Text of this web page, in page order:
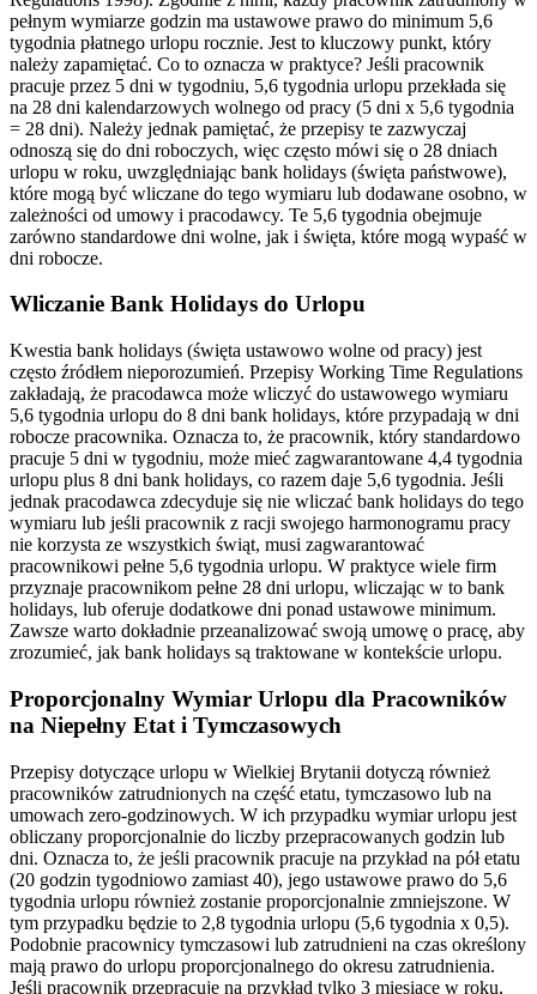
pełnym wymiarze godzin ma ustawowe prawo do minimum 5,6
tygodnia płatnego urlopu rocznie. Jest to kluczowy punkt, który
należy zapamiętać. Co to oznacza w praktyce? Jeśli pracownik
pracuje przez 5 dni w tygodniu, 5,6 tygodnia urlopu przekłada się
na 28 dni kalendarzowych wolnego od pracy (5 dni x 5,6 tygodnia
= 28 dni). Należy jednak pamiętać, że przepisy te zazwyczaj
odnoszą się do dni roboczych, więc często mówi się o 28 dniach
urlopu w roku, uwzględniając bank holidays (święta państwowe),
które mogą być wliczane do tego wymiaru lub dodawane osobno, w
zależności od umowy i pracodawcy. Te 5,6 tygodnia obejmuje
zarówno standardowe dni wolne, jak i święta, które mogą wypaść w
dni robocze.
Wliczanie Bank Holidays do Urlopu
Kwestia bank holidays (święta ustawowo wolne od pracy) jest
często źródłem nieporozumień. Przepisy Working Time Regulations
zakładają, że pracodawca może wliczyć do ustawowego wymiaru
5,6 tygodnia urlopu do 8 dni bank holidays, które przypadają w dni
robocze pracownika. Oznacza to, że pracownik, który standardowo
pracuje 5 dni w tygodniu, może mieć zagwarantowane 4,4 tygodnia
urlopu plus 8 dni bank holidays, co razem daje 5,6 tygodnia. Jeśli
jednak pracodawca zdecyduje się nie wliczać bank holidays do tego
wymiaru lub jeśli pracownik z racji swojego harmonogramu pracy
nie korzysta ze wszystkich świąt, musi zagwarantować
pracownikowi pełne 5,6 tygodnia urlopu. W praktyce wiele firm
przyznaje pracownikom pełne 28 dni urlopu, wliczając w to bank
holidays, lub oferuje dodatkowe dni ponad ustawowe minimum.
Zawsze warto dokładnie przeanalizować swoją umowę o pracę, aby
zrozumieć, jak bank holidays są traktowane w kontekście urlopu.
Proporcjonalny Wymiar Urlopu dla Pracowników
na Niepełny Etat i Tymczasowych
Przepisy dotyczące urlopu w Wielkiej Brytanii dotyczą również
pracowników zatrudnionych na część etatu, tymczasowo lub na
umowach zero-godzinowych. W ich przypadku wymiar urlopu jest
obliczany proporcjonalnie do liczby przepracowanych godzin lub
dni. Oznacza to, że jeśli pracownik pracuje na przykład na pół etatu
(20 godzin tygodniowo zamiast 40), jego ustawowe prawo do 5,6
tygodnia urlopu również zostanie proporcjonalnie zmniejszone. W
tym przypadku będzie to 2,8 tygodnia urlopu (5,6 tygodnia x 0,5).
Podobnie pracownicy tymczasowi lub zatrudnieni na czas określony
mają prawo do urlopu proporcjonalnego do okresu zatrudnienia.
Jeśli pracownik przepracuje na przykład tylko 3 miesiące w roku,